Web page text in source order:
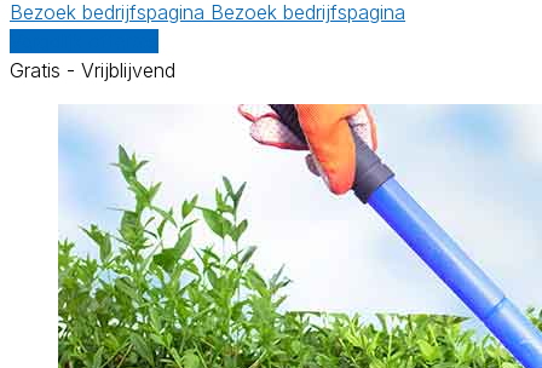
Bezoek bedrijfspagina Bezoek bedrijfspagina
Gratis - Vrijblijvend